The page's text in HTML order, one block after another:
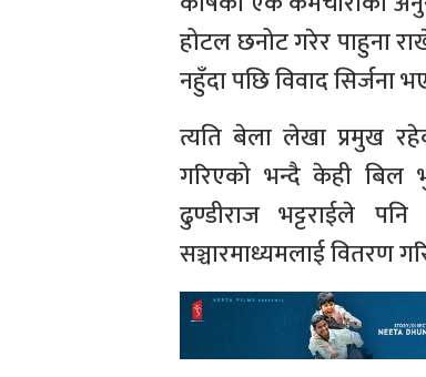
होटल छनोट गरेर पाहुना
नहुँदा पछि विवाद सिर्जना
त्यति बेला लेखा प्रमुख
गरिएको भन्दै केही बिल
ढुण्डीराज भट्टराईले
सञ्चारमाध्यमलाई वितरण